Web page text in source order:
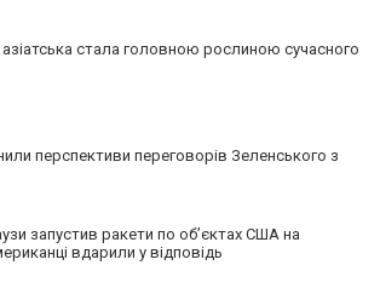
стала головною рослиною сучасного
перспективи переговорів Зеленського з
запустив ракети по обʼєктах США на
вдарили у відповідь